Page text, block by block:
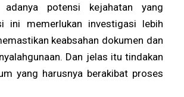
adanya potensi kejahatan yang
ini memerlukan investigasi lebih
keabsahan dokumen dan
Dan jelas itu tindakan
yang harusnya berakibat proses